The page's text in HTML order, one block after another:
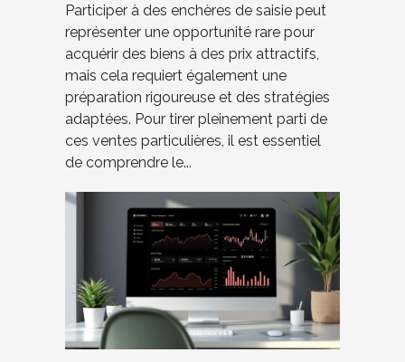
Participer à des enchères de saisie peut
représenter une opportunité rare pour
acquérir des biens à des prix attractifs,
mais cela requiert également une
préparation rigoureuse et des stratégies
adaptées. Pour tirer pleinement parti de
ces ventes particulières, il est essentiel
de comprendre le...